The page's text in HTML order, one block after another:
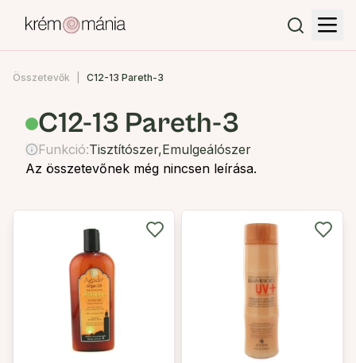
Összetevők C12-13 Pareth-3
C12-13 Pareth-3
Funkció:Tisztítószer,Emulgeálószer
Az összetevőnek még nincsen leírása.